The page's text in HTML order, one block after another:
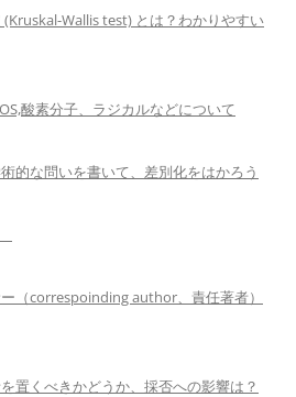
Wallis test) とは？わかりやすい
酸素分子、ラジカルなどについて
的な問いを書いて、差別化をはかろう
（correspoinding author、責任著者）
置くべきかどうか、採否への影響は？